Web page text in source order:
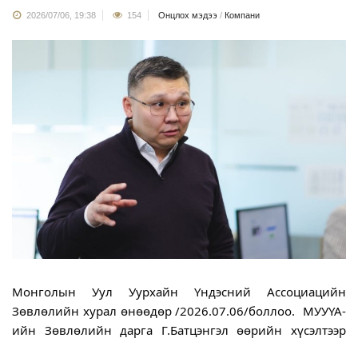
2026/07/06, 19:38 154 Онцлох мэдээ / Компани
Монголын Уул Уурхайн Үндэсний Ассоциацийн
Зөвлөлийн хурал өнөөдөр /2026.07.06/боллоо.  МУУҮА-
ийн Зөвлөлийн дарга Г.Батцэнгэл өөрийн хүсэлтээр